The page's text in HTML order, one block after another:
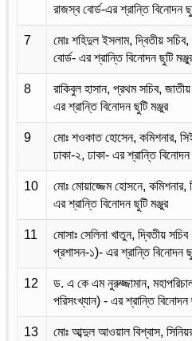
রাজস্ব বোর্ড-এর শ্রান্তি বিনোদন
7
মোঃ শহিদুল ইসলাম, দ্বিতীয়
বোর্ড- এর শ্রান্তি বিনোদন ছুটি
8
রাকিবুল হাসান, প্রথম সচিব,
এর শ্রান্তি বিনোদন ছুটি মঞ্জুর
9
মোঃ শওকাত হোসেন, কমিশনার,
ঢাকা-২, ঢাকা- এর শ্রান্তি বিনোদন
10
মোঃ মোয়াজ্জেম হোসনে, কমিশনার,
এর শ্রান্তি বিনোদন ছুটি মঞ্জুর
11
মোসাঃ সেলিনা খাতুন, দ্বিতীয়
প্রশাসন-১)- এর শ্রান্তি বিনোদন
12
ড. এ কে এম নুরুজ্জামান,
পরিসংখ্যান) - এর শ্রান্তি বিনোদন
13
মোঃ আব্দুল আওয়াল বিশ্বাস,